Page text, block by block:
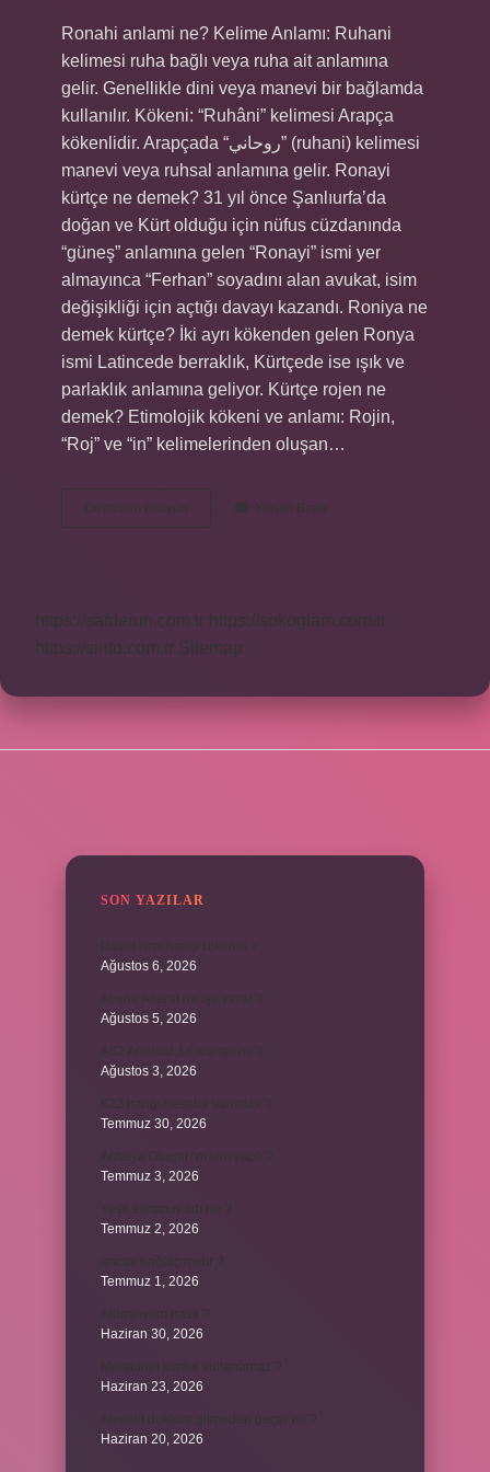
Ronahi anlami ne? Kelime Anlamı: Ruhani
kelimesi ruha bağlı veya ruha ait anlamına
gelir. Genellikle dini veya manevi bir bağlamda
kullanılır. Kökeni: “Ruhâni” kelimesi Arapça
kökenlidir. Arapçada “روحاني” (ruhani) kelimesi
manevi veya ruhsal anlamına gelir. Ronayi
kürtçe ne demek? 31 yıl önce Şanlıurfa’da
doğan ve Kürt olduğu için nüfus cüzdanında
“güneş” anlamına gelen “Ronayi” ismi yer
almayınca “Ferhan” soyadını alan avukat, isim
değişikliği için açtığı davayı kazandı. Roniya ne
demek kürtçe? İki ayrı kökenden gelen Ronya
ismi Latincede berraklık, Kürtçede ise ışık ve
parlaklık anlamına geliyor. Kürtçe rojen ne
demek? Etimolojik kökeni ve anlamı: Rojin,
“Roj” ve “in” kelimelerinden oluşan…
Devamını okuyun
Kürtçede
Ronahi
Yorum Bırak
https://safderun.com.tr
https://sokoglam.com.tr
https://sinto.com.tr Sitemap
SON YAZILAR
Ağustos 6, 2026
Ağustos 5, 2026
Ağustos 3, 2026
Temmuz 30, 2026
Temmuz 3, 2026
Temmuz 2, 2026
Temmuz 1, 2026
Haziran 30, 2026
Haziran 23, 2026
Haziran 20, 2026